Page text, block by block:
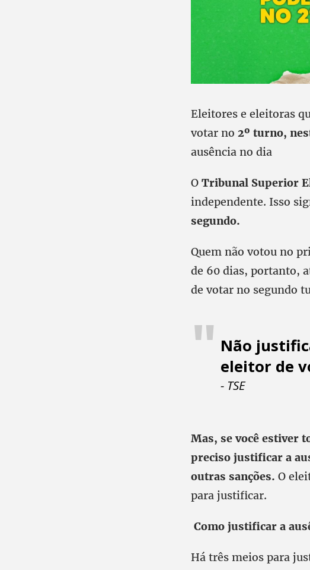
Eleitores e eleitoras
votar no 2º turno,
ausência no dia
O Tribunal Superior
independente. Isso
segundo.
Quem não votou no
de 60 dias, portanto,
de votar no segundo
Não
eleitor de
- TSE
Mas, se você estiver
preciso justificar a
outras sanções. O
para justificar.
Como justificar a
Há três meios para